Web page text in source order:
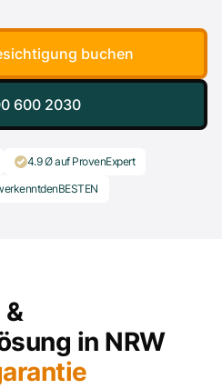
buchen
600 2030
4.9 Ø auf ProvenExpert
in NRW